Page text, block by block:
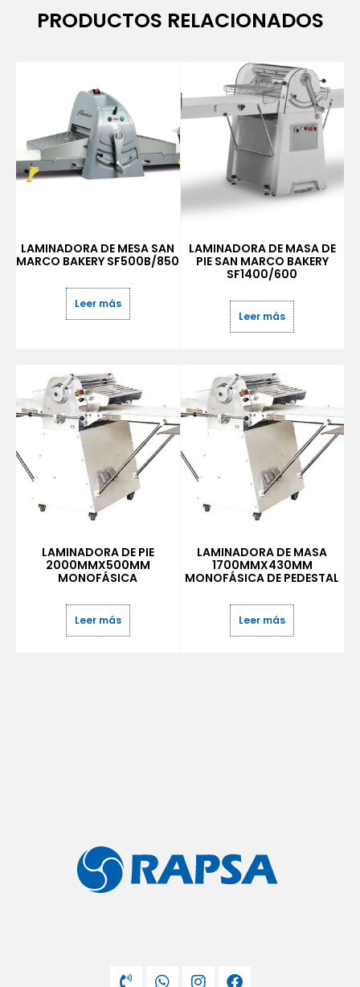
PRODUCTOS RELACIONADOS
LAMINADORA DE MESA SAN
MARCO BAKERY SF500B/850
Leer más
LAMINADORA DE MASA DE
PIE SAN MARCO BAKERY
SF1400/600
Leer más
LAMINADORA DE PIE
2000MMX500MM
MONOFÁSICA
Leer más
LAMINADORA DE MASA
1700MMX430MM
MONOFÁSICA DE PEDESTAL
Leer más